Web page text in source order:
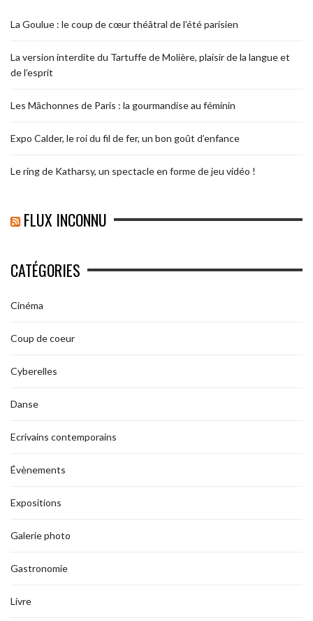
La Goulue : le coup de cœur théâtral de l’été parisien
La version interdite du Tartuffe de Molière, plaisir de la langue et
de l’esprit
Les Mâchonnes de Paris : la gourmandise au féminin
Expo Calder, le roi du fil de fer, un bon goût d’enfance
Le ring de Katharsy, un spectacle en forme de jeu vidéo !
FLUX INCONNU
CATÉGORIES
Cinéma
Coup de coeur
Cyberelles
Danse
Ecrivains contemporains
Évènements
Expositions
Galerie photo
Gastronomie
Livre